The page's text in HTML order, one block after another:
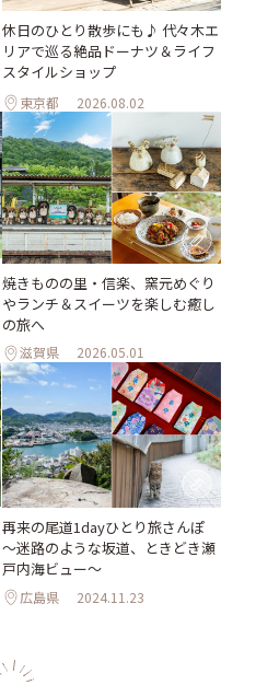
休日のひとり散歩にも♪ 代々木エ
リアで巡る絶品ドーナツ＆ライフ
スタイルショップ
東京都 2026.08.02
焼きものの里・信楽、窯元めぐり
やランチ＆スイーツを楽しむ癒し
の旅へ
滋賀県 2026.05.01
再来の尾道1dayひとり旅さんぽ
～迷路のような坂道、ときどき瀬
戸内海ビュー～
広島県 2024.11.23